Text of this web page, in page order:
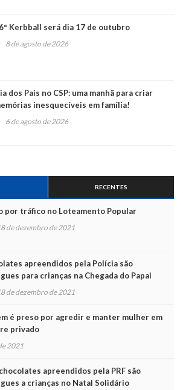
Kerbball será dia 17 de outubro
8 de agosto de 2026
dos Pais no CSP: uma manhã para criar
inesquecíveis em família!
6 de agosto de 2026
RECENTES
por tráfico no Loteamento Popular
de dezembro de 2021
apreendidos pela Polícia são
para crianças na Chegada do Papai
de dezembro de 2021
é preso por agredir e manter mulher em
privado
2021
apreendidos pela PRF são
a crianças no Natal Solidário